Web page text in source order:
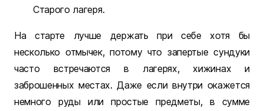
Старого лагеря.
На старте лучше держать при себе хотя бы
несколько отмычек, потому что запертые сундуки
часто встречаются в лагерях, хижинах и
заброшенных местах. Даже если внутри окажется
немного руды или простые предметы, в сумме